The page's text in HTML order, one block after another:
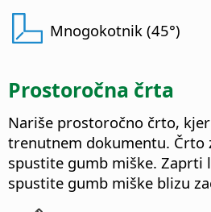
Mnogokotnik (45°)
Prostoročna črta
Nariše prostoročno črto,
trenutnem dokumentu. Črto
spustite gumb miške. Zaprti
spustite gumb miške blizu